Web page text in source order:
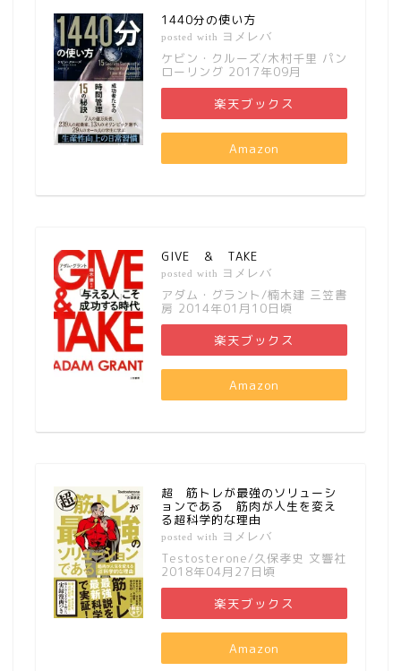
1440分の使い方
posted with ヨメレバ
ケビン・クルーズ/木村千里 パン
ローリング 2017年09月
楽天ブックス
Amazon
GIVE ＆ TAKE
posted with ヨメレバ
アダム・グラント/楠木建 三笠書
房 2014年01月10日頃
楽天ブックス
Amazon
超 筋トレが最強のソリューシ
ョンである 筋肉が人生を変え
る超科学的な理由
posted with ヨメレバ
Testosterone/久保孝史 文響社
2018年04月27日頃
楽天ブックス
Amazon